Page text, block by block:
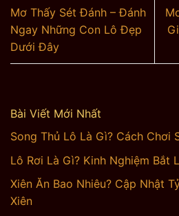
Mơ Thấy Sét Đánh – Đánh
Ngay Những Con Lô Đẹp
Dưới Đây
Bài Viết Mới Nhất
Song Thủ Lô Là Gì? Cách Chơi
Lô Rơi Là Gì? Kinh Nghiệm Bắt
Xiên Ăn Bao Nhiêu? Cập Nhật
Xiên